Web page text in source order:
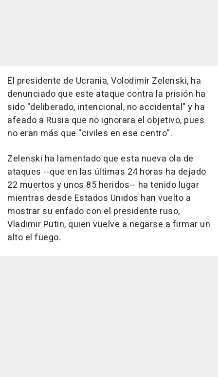
El presidente de Ucrania, Volodimir Zelenski, ha
denunciado que este ataque contra la prisión ha
sido "deliberado, intencional, no accidental" y ha
afeado a Rusia que no ignorara el objetivo, pues
no eran más que "civiles en ese centro".
Zelenski ha lamentado que esta nueva ola de
ataques --que en las últimas 24 horas ha dejado
22 muertos y unos 85 heridos-- ha tenido lugar
mientras desde Estados Unidos han vuelto a
mostrar su enfado con el presidente ruso,
Vladimir Putin, quien vuelve a negarse a firmar un
alto el fuego.